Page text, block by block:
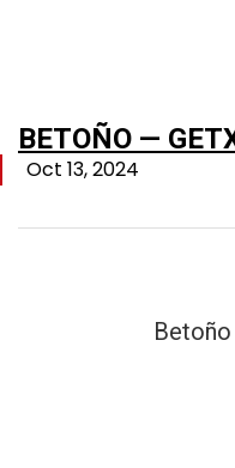
BETOÑO —
Oct 13, 2024
Betoño